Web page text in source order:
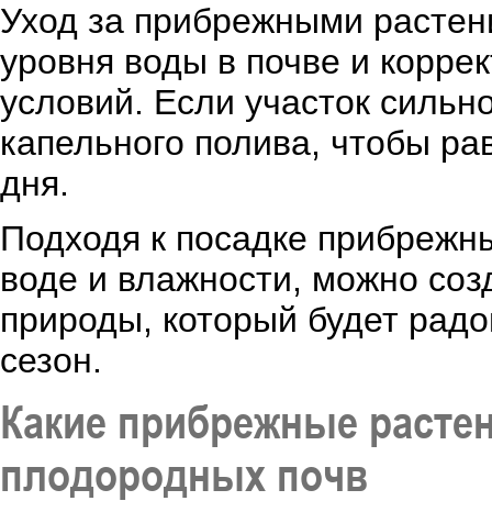
Уход за прибрежными
уровня воды в почве и
условий. Если участок
капельного полива, чтобы
дня.
Подходя к посадке
воде и влажности, можно
природы, который будет
сезон.
Какие прибрежные
плодородных почв